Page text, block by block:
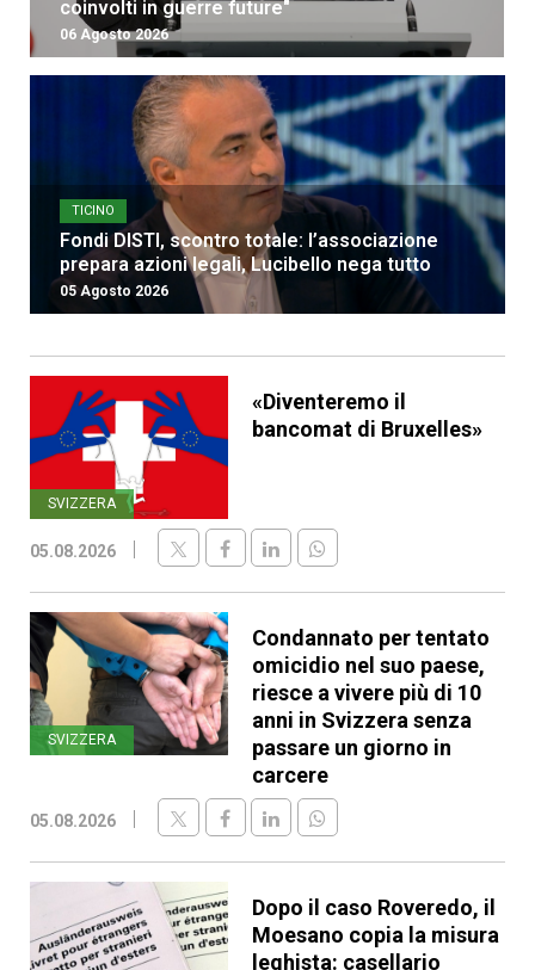
coinvolti in guerre future"
06 Agosto 2026
TICINO
Fondi DISTI, scontro totale: l’associazione
prepara azioni legali, Lucibello nega tutto
05 Agosto 2026
SVIZZERA
«Diventeremo il
bancomat di Bruxelles»
05.08.2026
SVIZZERA
Condannato per tentato
omicidio nel suo paese,
riesce a vivere più di 10
anni in Svizzera senza
passare un giorno in
carcere
05.08.2026
Dopo il caso Roveredo, il
Moesano copia la misura
leghista: casellario